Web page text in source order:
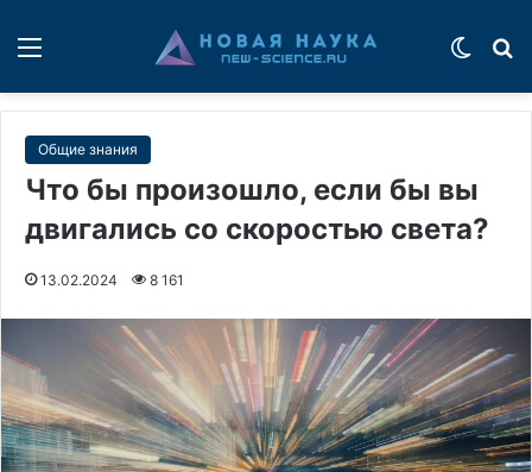
Общие знания
Что бы произошло, если бы вы
двигались со скоростью света?
13.02.2024 8 161